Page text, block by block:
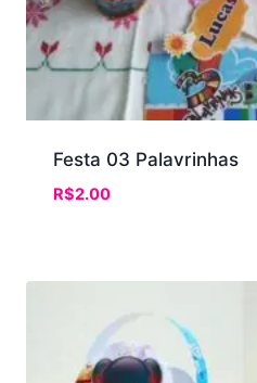
Festa 03 Palavrinhas
R$2.00